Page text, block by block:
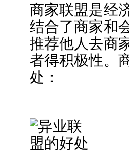
商家联盟是经
结合了商家和
推荐他人去商
者得积极性。
处：